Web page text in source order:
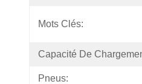
Mots Clés:
Capacité De
Pneus: